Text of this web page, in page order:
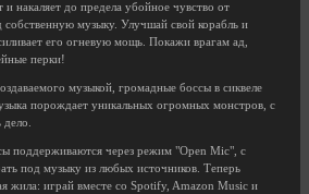
и накаляет до предела убойное чувство от
музыку. Улучшай свой корабль и
его огневую мощь. Покажи врагам ад,
перки!
музыкой, громадные боссы в сиквеле
порождает уникальных огромных монстров, с
дело.
поддерживаются через режим "Open Mic", с
под музыку из любых источников. Теперь
жила: играй вместе со Spotify, Amazon Music и